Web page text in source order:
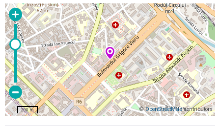
©OpenStreetMapcontributors
200 m